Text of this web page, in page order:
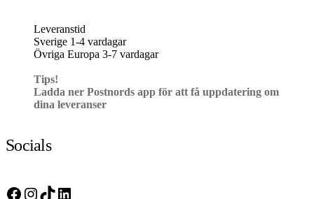
Leveranstid
Sverige 1-4 vardagar
Övriga Europa 3-7 vardagar
Tips!
Ladda ner Postnords app för att få uppdatering om
dina leveranser
Socials
Facebook
Instagram
TikTokLinkedIn